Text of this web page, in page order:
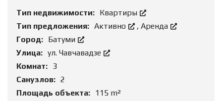
Тип недвижимости: Квартиры
Тип предложения: Активно , Аренда
Город: Батуми
Улица: ул. Чавчавадзе
Комнат: 3
Санузлов: 2
Площадь объекта: 115 m²